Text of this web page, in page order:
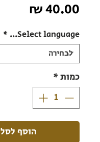
Select language...
*
כמות*
הוסף לסל